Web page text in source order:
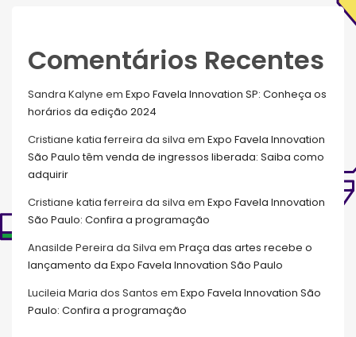
Comentários Recentes
Sandra Kalyne em Expo Favela Innovation SP: Conheça os
horários da edição 2024
Cristiane katia ferreira da silva em Expo Favela Innovation
São Paulo têm venda de ingressos liberada: Saiba como
adquirir
Cristiane katia ferreira da silva em Expo Favela Innovation
São Paulo: Confira a programação
Anasilde Pereira da Silva em Praça das artes recebe o
lançamento da Expo Favela Innovation São Paulo
Lucileia Maria dos Santos em Expo Favela Innovation São
Paulo: Confira a programação